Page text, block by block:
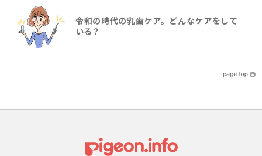
令和の時代の乳歯ケア。どんなケアをして
いる？